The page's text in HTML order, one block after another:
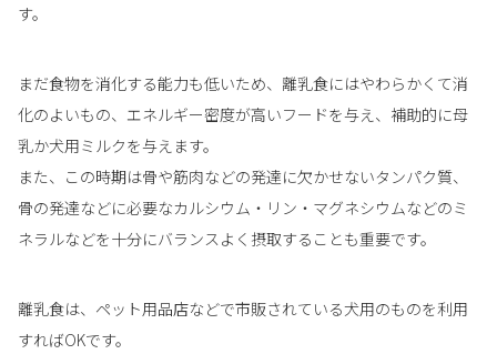
す。
まだ食物を消化する能力も低いため、離乳食にはやわらかくて消
化のよいもの、エネルギー密度が高いフードを与え、補助的に母
乳か犬用ミルクを与えます。
また、この時期は骨や筋肉などの発達に欠かせないタンパク質、
骨の発達などに必要なカルシウム・リン・マグネシウムなどのミ
ネラルなどを十分にバランスよく摂取することも重要です。
離乳食は、ペット用品店などで市販されている犬用のものを利用
すればOKです。